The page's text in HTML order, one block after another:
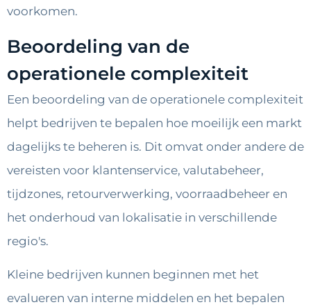
voorkomen.
Beoordeling van de
operationele complexiteit
Een beoordeling van de operationele complexiteit
helpt bedrijven te bepalen hoe moeilijk een markt
dagelijks te beheren is. Dit omvat onder andere de
vereisten voor klantenservice, valutabeheer,
tijdzones, retourverwerking, voorraadbeheer en
het onderhoud van lokalisatie in verschillende
regio's.
Kleine bedrijven kunnen beginnen met het
evalueren van interne middelen en het bepalen